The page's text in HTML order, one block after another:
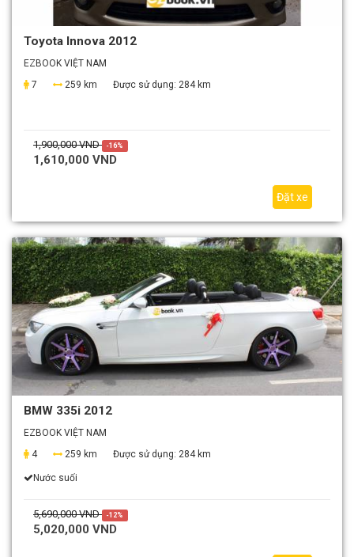
Toyota Innova 2012
EZBOOK VIỆT NAM
7
259 km Được sử dụng: 284 km
1,900,000 VND -16%
1,610,000 VND
Đặt xe
BMW 335i 2012
EZBOOK VIỆT NAM
4
259 km Được sử dụng: 284 km
Nước suối
5,690,000 VND -12%
5,020,000 VND